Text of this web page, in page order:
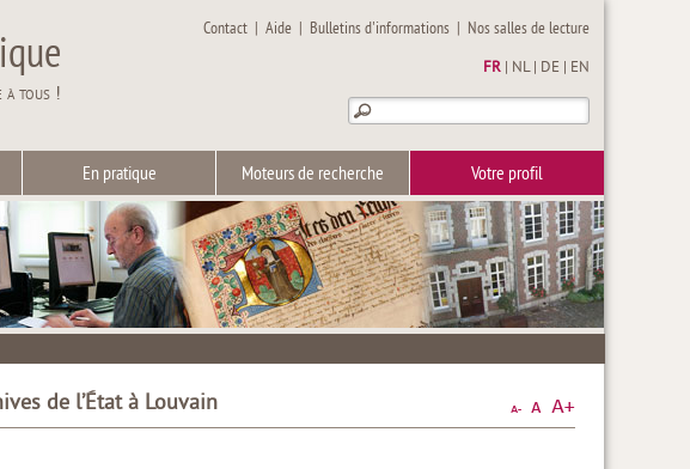
à tous !
Contact |Aide | Bulletins d'informations | Nos salles de lecture
FR NL| DE EN
En pratique Moteurs de recherche Votre profil
de l’État à Louvain